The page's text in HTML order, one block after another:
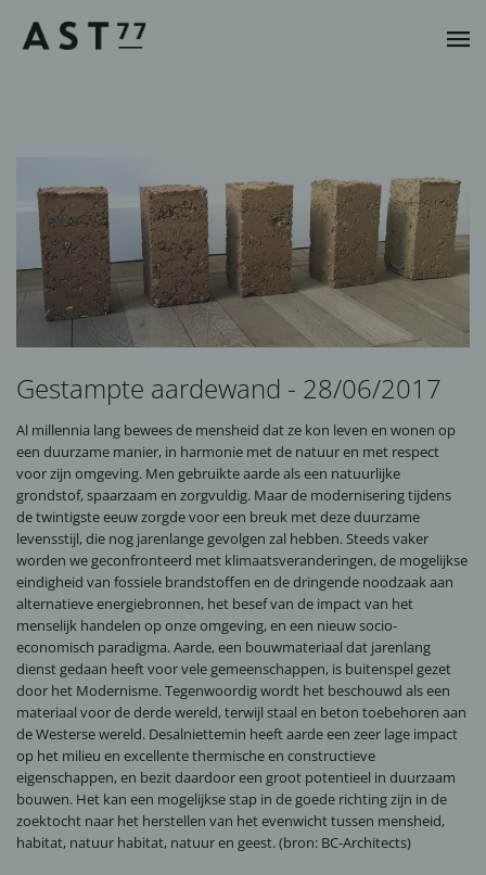
Gestampte aardewand - 28/06/2017
Al millennia lang bewees de mensheid dat ze kon leven en wonen op
een duurzame manier, in harmonie met de natuur en met respect
voor zijn omgeving. Men gebruikte aarde als een natuurlijke
grondstof, spaarzaam en zorgvuldig. Maar de modernisering tijdens
de twintigste eeuw zorgde voor een breuk met deze duurzame
levensstijl, die nog jarenlange gevolgen zal hebben. Steeds vaker
worden we geconfronteerd met klimaatsveranderingen, de mogelijkse
eindigheid van fossiele brandstoffen en de dringende noodzaak aan
alternatieve energiebronnen, het besef van de impact van het
menselijk handelen op onze omgeving, en een nieuw socio-
economisch paradigma. Aarde, een bouwmateriaal dat jarenlang
dienst gedaan heeft voor vele gemeenschappen, is buitenspel gezet
door het Modernisme. Tegenwoordig wordt het beschouwd als een
materiaal voor de derde wereld, terwijl staal en beton toebehoren aan
de Westerse wereld. Desalniettemin heeft aarde een zeer lage impact
op het milieu en excellente thermische en constructieve
eigenschappen, en bezit daardoor een groot potentieel in duurzaam
bouwen. Het kan een mogelijkse stap in de goede richting zijn in de
zoektocht naar het herstellen van het evenwicht tussen mensheid,
habitat, natuur habitat, natuur en geest. (bron: BC-Architects)